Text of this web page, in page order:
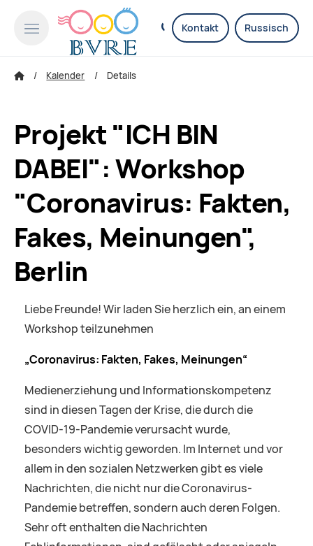
Kontakt Russisch
Kalender Details
Projekt "ICH BIN
DABEI": Workshop
"Coronavirus: Fakten,
Fakes, Meinungen",
Berlin
Liebe Freunde! Wir laden Sie herzlich ein, an einem
Workshop teilzunehmen
„Coronavirus: Fakten, Fakes, Meinungen“
Medienerziehung und Informationskompetenz
sind in diesen Tagen der Krise, die durch die
COVID-19-Pandemie verursacht wurde,
besonders wichtig geworden. Im Internet und vor
allem in den sozialen Netzwerken gibt es viele
Nachrichten, die nicht nur die Coronavirus-
Pandemie betreffen, sondern auch deren Folgen.
Sehr oft enthalten die Nachrichten